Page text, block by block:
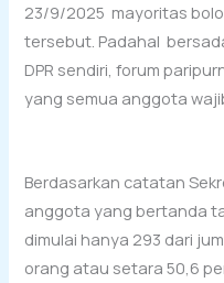
23/9/2025 mayoritas
tersebut. Padahal
DPR sendiri, forum
yang semua anggota
Berdasarkan catatan
anggota yang bertanda
dimulai hanya 293 dari
orang atau setara 50,6